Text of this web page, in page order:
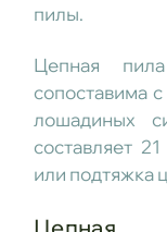
пилы.
Цепная
сопоставима
лошадиных
составляет
или подтяжка